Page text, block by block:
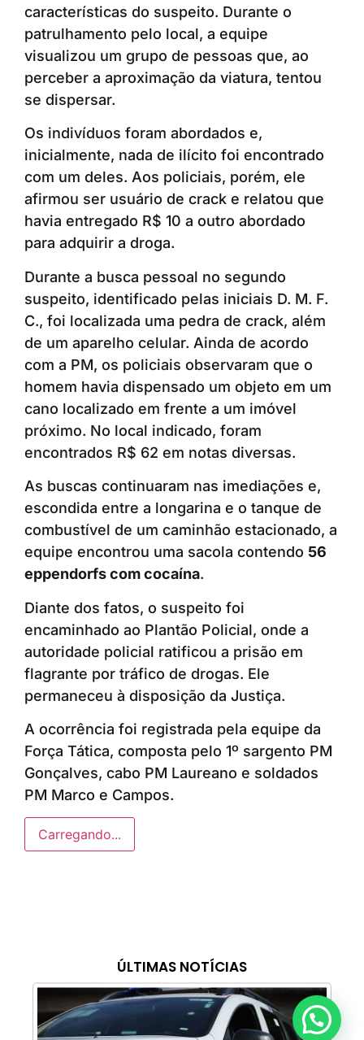
ÚLTIMAS NOTÍCIAS
características do suspeito. Durante o
patrulhamento pelo local, a equipe
visualizou um grupo de pessoas que, ao
perceber a aproximação da viatura, tentou
se dispersar.
Os indivíduos foram abordados e,
inicialmente, nada de ilícito foi encontrado
com um deles. Aos policiais, porém, ele
afirmou ser usuário de crack e relatou que
havia entregado R$ 10 a outro abordado
para adquirir a droga.
Durante a busca pessoal no segundo
suspeito, identificado pelas iniciais D. M. F.
C., foi localizada uma pedra de crack, além
de um aparelho celular. Ainda de acordo
com a PM, os policiais observaram que o
homem havia dispensado um objeto em um
cano localizado em frente a um imóvel
próximo. No local indicado, foram
encontrados R$ 62 em notas diversas.
As buscas continuaram nas imediações e,
escondida entre a longarina e o tanque de
combustível de um caminhão estacionado, a
equipe encontrou uma sacola contendo 56
eppendorfs com cocaína.
Diante dos fatos, o suspeito foi
encaminhado ao Plantão Policial, onde a
autoridade policial ratificou a prisão em
flagrante por tráfico de drogas. Ele
permaneceu à disposição da Justiça.
A ocorrência foi registrada pela equipe da
Força Tática, composta pelo 1º sargento PM
Gonçalves, cabo PM Laureano e soldados
PM Marco e Campos.
Carregando...
Anunciar ou recomendar matéria